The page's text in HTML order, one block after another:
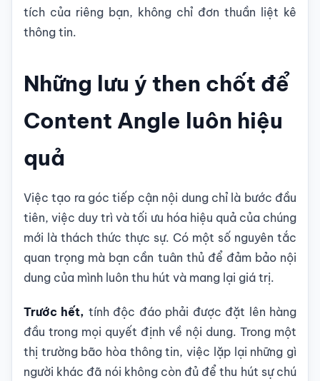
tích của riêng bạn, không chỉ đơn thuần liệt kê
thông tin.
Những lưu ý then chốt để
Content Angle luôn hiệu
quả
Việc tạo ra góc tiếp cận nội dung chỉ là bước đầu
tiên, việc duy trì và tối ưu hóa hiệu quả của chúng
mới là thách thức thực sự. Có một số nguyên tắc
quan trọng mà bạn cần tuân thủ để đảm bảo nội
dung của mình luôn thu hút và mang lại giá trị.
Trước hết, tính độc đáo phải được đặt lên hàng
đầu trong mọi quyết định về nội dung. Trong một
thị trường bão hòa thông tin, việc lặp lại những gì
người khác đã nói không còn đủ để thu hút sự chú